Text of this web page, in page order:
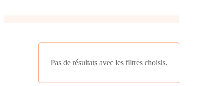
Pas de résultats avec les filtres choisis.